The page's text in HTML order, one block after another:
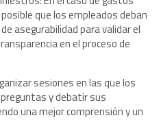
que los empleados deban
asegurabilidad para validar el
en el proceso de
sesiones en las que los
y debatir sus
una mejor comprensión y un